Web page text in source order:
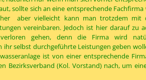
sollte sich an eine entsprechende
aber vielleicht kann man trotzdem mit
vereinbaren. Jedoch ist hier darauf zu
gehen, denn die Firma wird
selbst durchgeführte Leistungen geben
ist von einer entsprechende
Bezirksverband (Kol. Vorstand) nach, um